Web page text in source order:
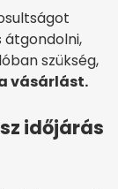
átgondolni,
szükség,
vásárlást.
időjárás